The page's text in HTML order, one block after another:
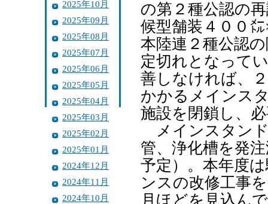
2025年10月
2025年09月
2025年08月
2025年07月
2025年06月
2025年05月
2025年04月
2025年03月
2025年02月
2025年01月
2024年12月
2024年11月
2024年10月
の第２種公認の
候型舗装４００
本陸連２種公認
定切れとなって
善しなければ、
かかるメインス
施設を閉鎖し、
メインスタンド
管、浄化槽を発
予定）。本年度
ンスの改修工事
月ほどを見込ん